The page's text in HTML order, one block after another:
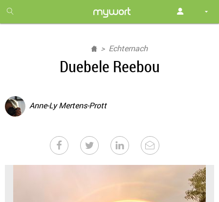
month
free
Echternach
Duebele Reebou
Anne-Ly Mertens-Prott